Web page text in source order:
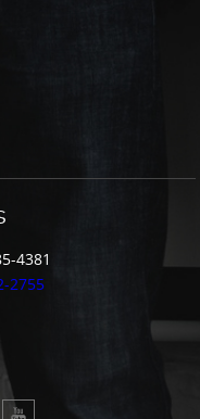
4381
2755